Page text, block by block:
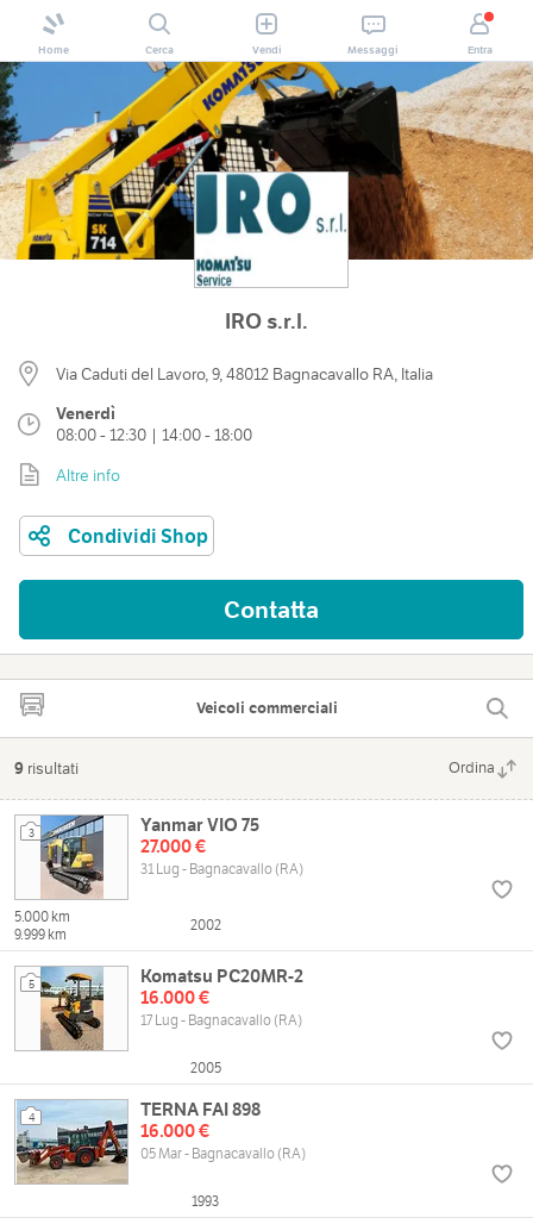
Home Cerca Vendi Messaggi Entra
IRO s.r.l.
Via Caduti del Lavoro, 9, 48012 Bagnacavallo RA, Italia
Venerdì
08:00 - 12:30 | 14:00 - 18:00
Altre info
Condividi Shop
Contatta
Veicoli commerciali
9 risultati Ordina
3
Yanmar VIO 75
27.000 €
31 Lug - Bagnacavallo (RA)
5.000 km
9.999 km
2002
5
Komatsu PC20MR-2
16.000 €
17 Lug - Bagnacavallo (RA)
2005
4
TERNA FAI 898
16.000 €
05 Mar - Bagnacavallo (RA)
1993